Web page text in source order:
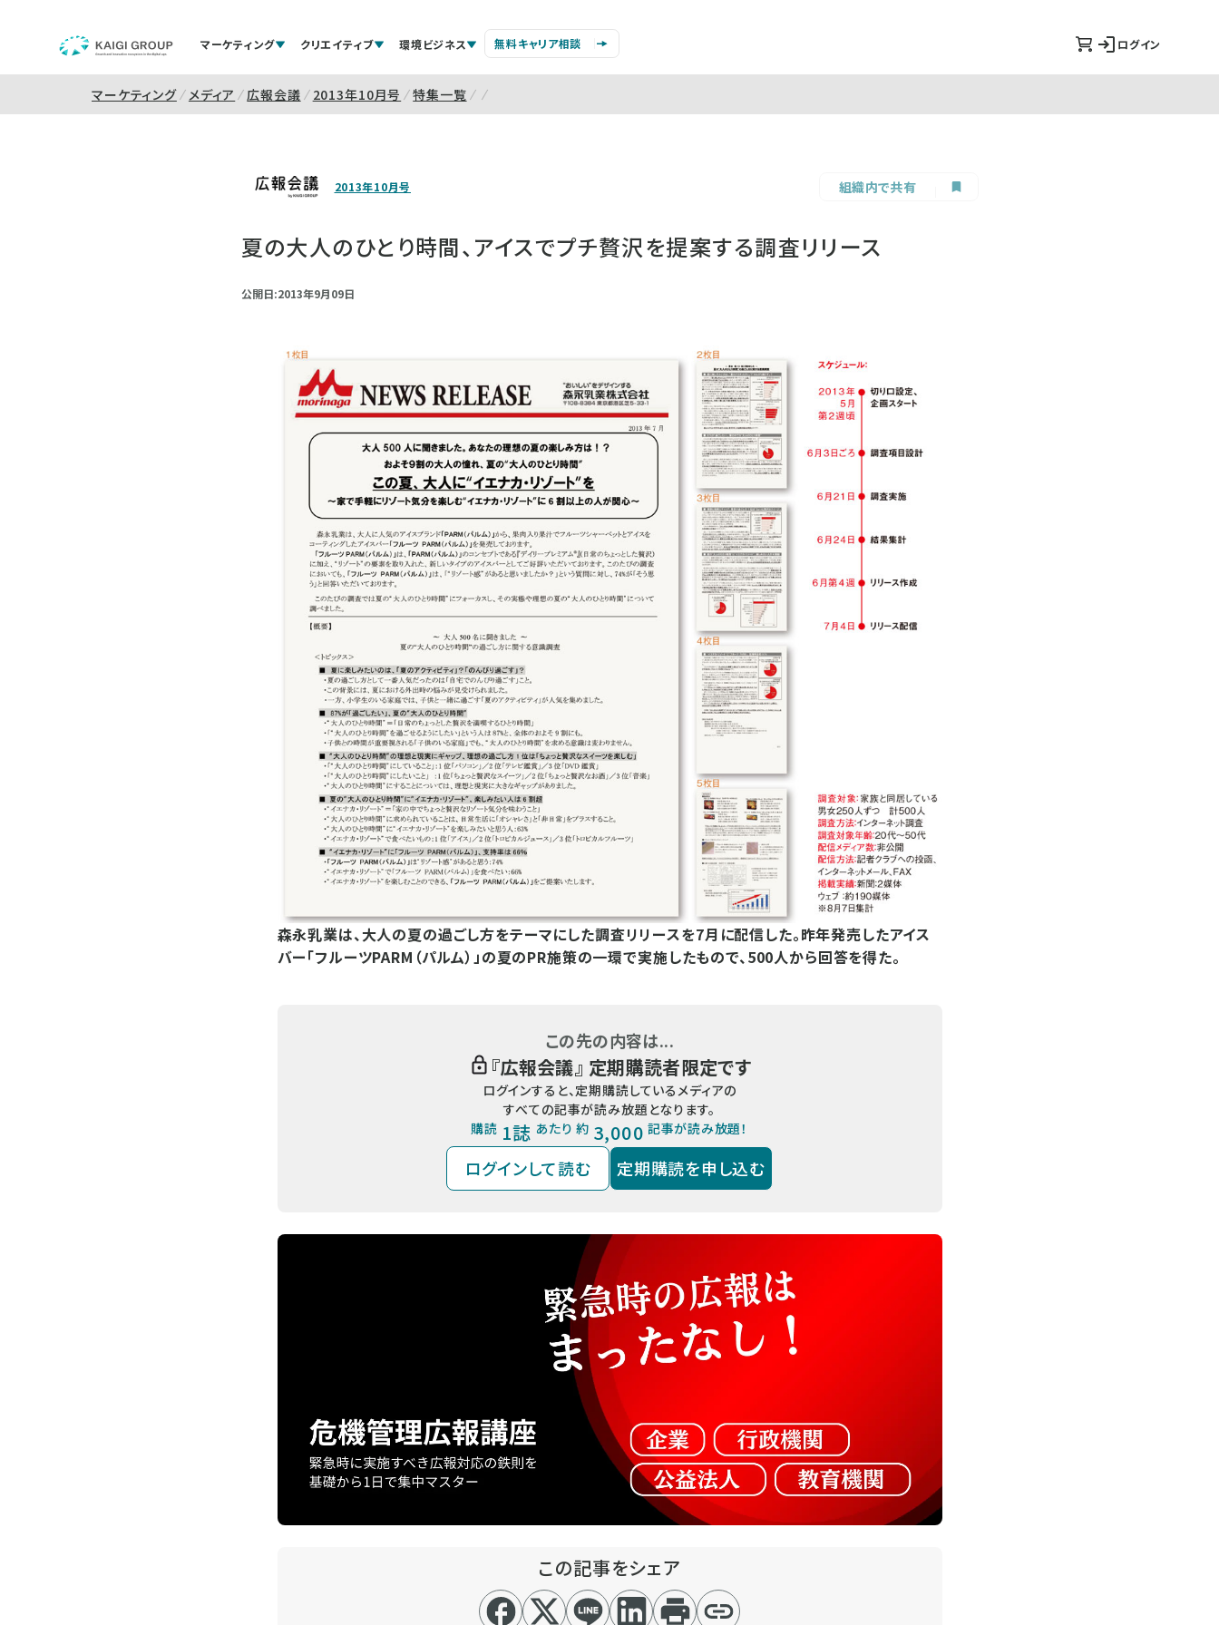
マーケティング クリエイティブ 環境ビジネス 無料キャリア相談 ログイン
マーケティング メディア 広報会議 2013年10月号 特集一覧
2013年10月号 組織内で共有
夏の大人のひとり時間、アイスでプチ贅沢を提案する調査リリース
公開日:2013年9月09日
森永乳業は、大人の夏の過ごし方をテーマにした調査リリースを7月に配信した。昨年発売したアイス
バー「フルーツPARM（パルム）」の夏のPR施策の一環で実施したもので、500人から回答を得た。
この先の内容は...
『広報会議』 定期購読者限定です
ログインすると、定期購読しているメディアの
すべての記事が読み放題となります。
購読 1誌 あたり 約 3,000 記事が読み放題！
ログインして読む 定期購読を申し込む
この記事をシェア